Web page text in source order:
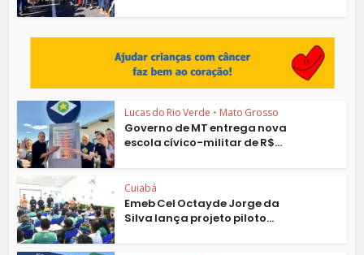
Lucas do Rio Verde • Mato Grosso
Governo de MT entrega nova
escola cívico-militar de R$...
Cuiabá
Emeb Cel Octayde Jorge da
Silva lança projeto piloto...